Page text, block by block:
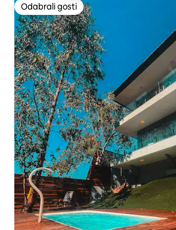
Odabrali gosti
Odabrali gosti